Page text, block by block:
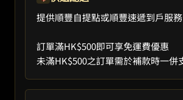
提供順豐自提點或順豐速遞到戶服務
訂單滿HK$500即可享免運費優惠
未滿HK$500之訂單需於補款時一併